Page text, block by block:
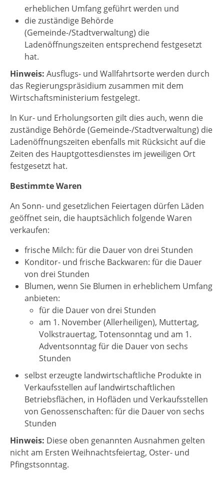
erheblichen Umfang geführt werden und
die zuständige Behörde
(Gemeinde-/Stadtverwaltung) die
Ladenöffnungszeiten entsprechend festgesetzt
hat.
Hinweis: Ausflugs- und Wallfahrtsorte werden durch
das Regierungspräsidium zusammen mit dem
Wirtschaftsministerium festgelegt.
In Kur- und Erholungsorten gilt dies auch, wenn die
zuständige Behörde (Gemeinde-/Stadtverwaltung) die
Ladenöffnungszeiten ebenfalls mit Rücksicht auf die
Zeiten des Hauptgottesdienstes im jeweiligen Ort
festgesetzt hat.
Bestimmte Waren
An Sonn- und gesetzlichen Feiertagen dürfen Läden
geöffnet sein, die hauptsächlich folgende Waren
verkaufen:
frische Milch: für die Dauer von drei Stunden
Konditor- und frische Backwaren: für die Dauer
von drei Stunden
Blumen, wenn Sie Blumen in erheblichem Umfang
anbieten:
für die Dauer von drei Stunden
am 1. November (Allerheiligen), Muttertag,
Volkstrauertag, Totensonntag und am 1.
Adventsonntag für die Dauer von sechs
Stunden
selbst erzeugte landwirtschaftliche Produkte in
Verkaufsstellen auf landwirtschaftlichen
Betriebsflächen, in Hofläden und Verkaufsstellen
von Genossenschaften: für die Dauer von sechs
Stunden
Hinweis: Diese oben genannten Ausnahmen gelten
nicht am Ersten Weihnachtsfeiertag, Oster- und
Pfingstsonntag.